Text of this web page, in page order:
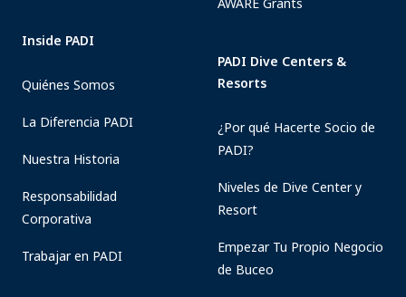
Inside PADI
Quiénes Somos
La Diferencia PADI
Nuestra Historia
Responsabilidad
Corporativa
Trabajar en PADI
PADI Dive Centers &
Resorts
¿Por qué Hacerte Socio de
PADI?
Niveles de Dive Center y
Resort
Empezar Tu Propio Negocio
de Buceo